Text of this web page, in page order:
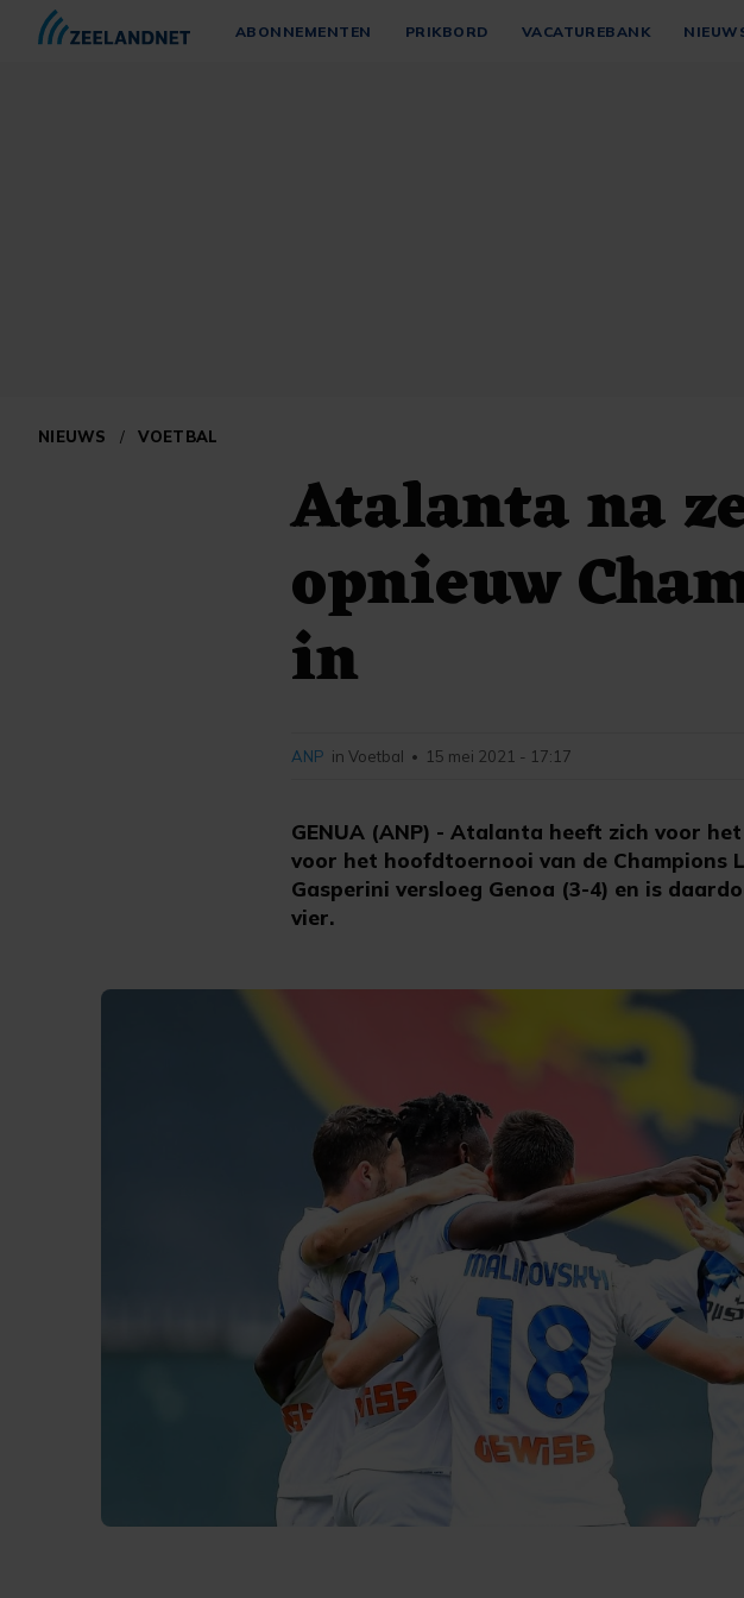
ABONNEMENTEN PRIKBORD VACATUREBANK
NIEUWS / VOETBAL
Atalanta na
opnieuw
in
GENUA (ANP) - Atalanta heeft zich voor
voor het hoofdtoernooi van de Champions
Gasperini versloeg Genoa (3-4) en is
vier.
ANP in Voetbal • 15 mei 2021 - 17:17